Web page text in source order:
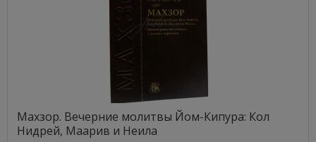
Махзор. Вечерние молитвы Йом-Кипура: Кол
Нидрей, Маарив и Неила